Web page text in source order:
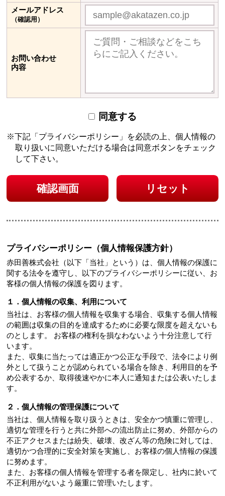
メールアドレス
（確認用）
お問い合わせ
内容
同意する
下記「プライバシーポリシー」を必読の上、個人情報の
取り扱いに同意いただける場合は同意ボタンをチェック
して下さい。
確認画面 リセット
プライバシーポリシー（個人情報保護方針）
赤田善株式会社（以下「当社」という）は、個人情報の保護に
関する法令を遵守し、以下のプライバシーポリシーに従い、お
客様の個人情報の保護を図ります。
１．個人情報の収集、利用について
当社は、お客様の個人情報を収集する場合、収集する個人情報
の範囲は収集の目的を達成するために必要な限度を超えないも
のとします。 お客様の権利を損なわないよう十分注意して行
います。
また、収集に当たっては適正かつ公正な手段で、法令により例
外として扱うことが認められている場合を除き、利用目的を予
め公表するか、取得後速やかに本人に通知または公表いたしま
す。
２．個人情報の管理保護について
当社は、個人情報を取り扱うときは、安全かつ慎重に管理し、
適切な管理を行うと共に外部への流出防止に努め、外部からの
不正アクセスまたは紛失、破壊、改ざん等の危険に対しては、
適切かつ合理的に安全対策を実施し、お客様の個人情報の保護
に努めます。
また、お客様の個人情報を管理する者を限定し、社内に於いて
不正利用がないよう厳重に管理いたします。